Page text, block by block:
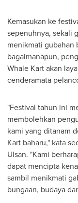
Kemasukan ke
sepenuhnya, sekali
menikmati gubahan
bagaimanapun,
Whale Kart akan
cenderamata
"Festival tahun ini
membolehkan
kami yang ditanam
Kart baharu," kata
Ulsan. "Kami
dapat mencipta
sambil menikmati
bungaan, budaya